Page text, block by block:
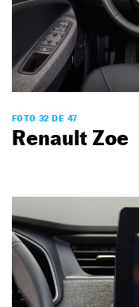
FOTO 32 DE 47
Renault Zoe